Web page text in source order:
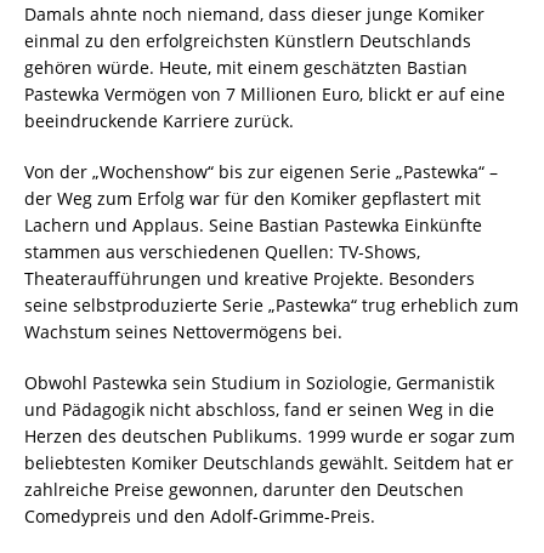
Damals ahnte noch niemand, dass dieser junge Komiker
einmal zu den erfolgreichsten Künstlern Deutschlands
gehören würde. Heute, mit einem geschätzten Bastian
Pastewka Vermögen von 7 Millionen Euro, blickt er auf eine
beeindruckende Karriere zurück.
Von der „Wochenshow“ bis zur eigenen Serie „Pastewka“ –
der Weg zum Erfolg war für den Komiker gepflastert mit
Lachern und Applaus. Seine Bastian Pastewka Einkünfte
stammen aus verschiedenen Quellen: TV-Shows,
Theateraufführungen und kreative Projekte. Besonders
seine selbstproduzierte Serie „Pastewka“ trug erheblich zum
Wachstum seines Nettovermögens bei.
Obwohl Pastewka sein Studium in Soziologie, Germanistik
und Pädagogik nicht abschloss, fand er seinen Weg in die
Herzen des deutschen Publikums. 1999 wurde er sogar zum
beliebtesten Komiker Deutschlands gewählt. Seitdem hat er
zahlreiche Preise gewonnen, darunter den Deutschen
Comedypreis und den Adolf-Grimme-Preis.